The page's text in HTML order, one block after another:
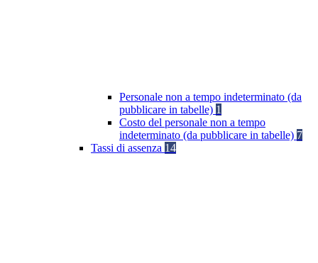
Personale non a tempo indeterminato (da
pubblicare in tabelle) 1
Costo del personale non a tempo
indeterminato (da pubblicare in tabelle) 7
Tassi di assenza 14